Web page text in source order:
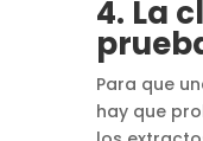
4. La
Para que
hay que